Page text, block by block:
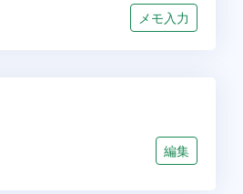
メモ入力
編集